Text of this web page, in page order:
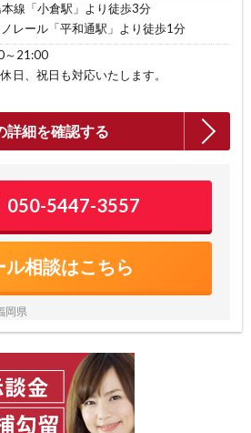
本線「小倉駅」より徒歩3分
レール「平和通駅」より徒歩1分
～21:00
日、祝日も対応いたします。
詳細を確認する
050-5447-3557
ル相談はこちら
岡県